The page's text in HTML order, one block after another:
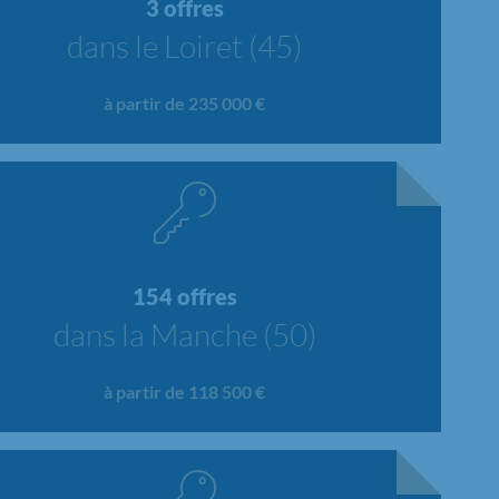
3 offres
dans le Loiret (45)
à partir de 235 000 €
154 offres
dans la Manche (50)
à partir de 118 500 €